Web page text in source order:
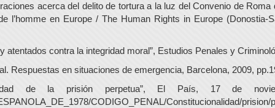
acerca del delito de tortura a la luz del Convenio de
l’homme en Europe / The Human Rights in Europe (Donostia-
atentados contra la integridad moral”, Estudios Penales y
Respuestas en situaciones de emergencia, Barcelona, 2009,
de la prisión perpetua”, El País, 17 de
CODIGO_PENAL/Constitucionalidad/prision/